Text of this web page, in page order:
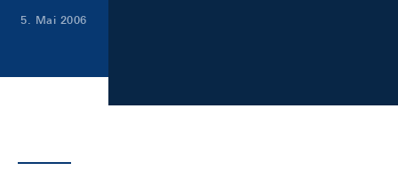
5. Mai 2006